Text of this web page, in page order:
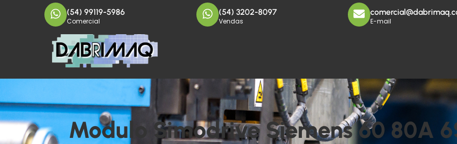
(54) 99119-5986
Comercial
(54) 3202-8097
Vendas E-mail
Modulo Simodrive Siemens 60 80A